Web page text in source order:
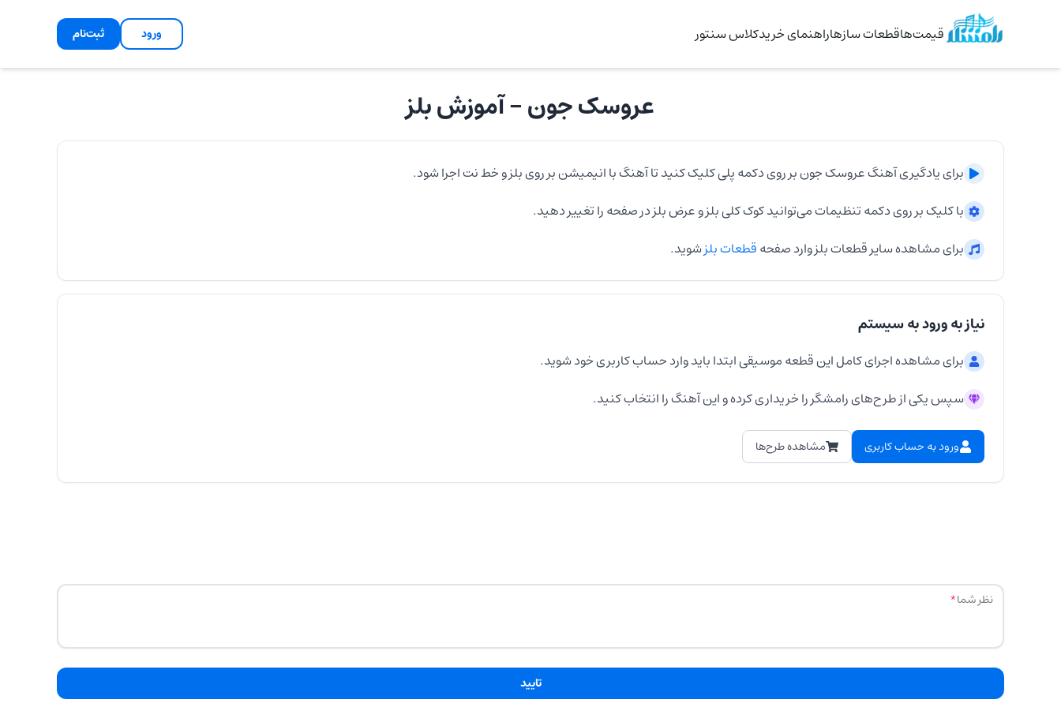
قیمت‌هاقطعات سازهاراهنمای خریدکلاس سنتور ورود ثبت‌نام
عروسک جون- آموزشبلز
برای یادگیری آهنگعروسک جونبر روی دکمه پلی کلیک کنید تا آهنگ با انیمیشن بر رویبلزو خط نت اجرا شود.
با کلیک بر روی دکمه تنظیمات می‌توانید کوک کلیبلزو عرضبلزدر صفحه را تغییر دهید.
برای مشاهده سایر قطعاتبلزوارد صفحهقطعاتبلزشوید.
نیاز به ورود به سیستم
برای مشاهده اجرای کامل این قطعه موسیقی ابتدا باید وارد حساب کاربری خود شوید.
سپس یکی از طرح‌های رامشگر را خریداری کرده و این آهنگ را انتخاب کنید.
ورود به حساب کاربری مشاهده طرح‌ها
نظر شما
تایید